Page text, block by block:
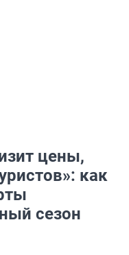
цены,
как
сезон